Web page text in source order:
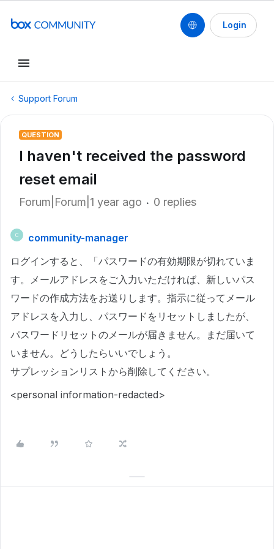
Login
Support Forum
QUESTION
I haven't received the password
reset email
Forum|Forum|1 year ago 0 replies
C
community-manager
ログインすると、「パスワードの有効期限が切れていま
す。メールアドレスをご入力いただければ、新しいパス
ワードの作成方法をお送りします。指示に従ってメール
アドレスを入力し、パスワードをリセットしましたが、
パスワードリセットのメールが届きません。まだ届いて
いません。どうしたらいいでしょう。
サプレッションリストから削除してください。
<personal information-redacted>